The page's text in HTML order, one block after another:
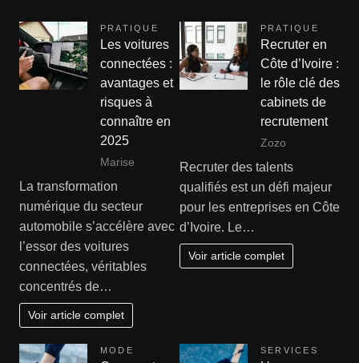
PRATIQUE
Les voitures
connectées :
avantages et
risques à
connaître en
2025
Marise
La transformation
numérique du secteur
automobile s’accélère avec
l’essor des voitures
connectées, véritables
concentrés de…
Voir article complet
PRATIQUE
Recruter en
Côte d’Ivoire :
le rôle clé des
cabinets de
recrutement
Zozo
Recruter des talents
qualifiés est un défi majeur
pour les entreprises en Côte
d’Ivoire. Le…
Voir article complet
MODE SERVICES